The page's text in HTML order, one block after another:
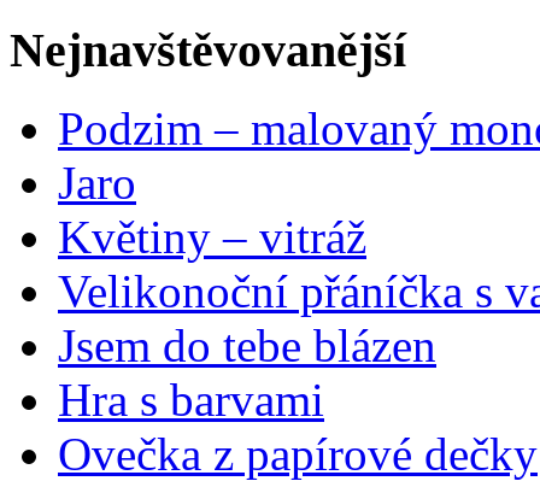
Nejnavštěvovanější
Podzim – malovaný
Jaro
Květiny – vitráž
Velikonoční přáníčka s
Jsem do tebe blázen
Hra s barvami
Ovečka z papírové dečky